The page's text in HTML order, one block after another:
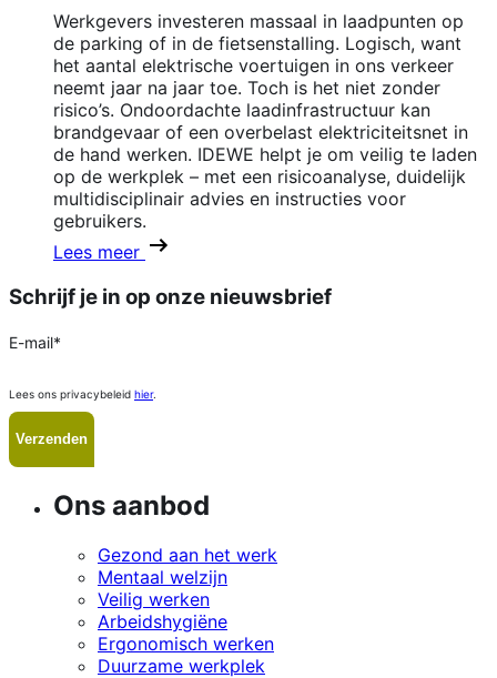
Werkgevers investeren massaal in laadpunten op
de parking of in de fietsenstalling. Logisch, want
het aantal elektrische voertuigen in ons verkeer
neemt jaar na jaar toe. Toch is het niet zonder
risico’s. Ondoordachte laadinfrastructuur kan
brandgevaar of een overbelast elektriciteitsnet in
de hand werken. IDEWE helpt je om veilig te laden
op de werkplek – met een risicoanalyse, duidelijk
multidisciplinair advies en instructies voor
gebruikers.
Lees meer
Schrijf je in op onze nieuwsbrief
E-mail*
Lees ons privacybeleid hier.
Ons aanbod
Gezond aan het werk
Mentaal welzijn
Veilig werken
Arbeidshygiëne
Ergonomisch werken
Duurzame werkplek